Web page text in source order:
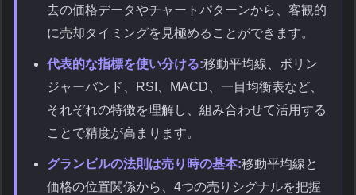
去の価格データやチャートパターンから、客観的
に売却タイミングを見極めることができます。
代表的な指標を使い分ける:移動平均線、ボリン
ジャーバンド、RSI、MACD、一目均衡表など、
それぞれの特徴を理解し、組み合わせて活用する
ことで精度が高まります。
グランビルの法則は売り時の基本:移動平均線と
価格の位置関係から、4つの売りシグナルを把握